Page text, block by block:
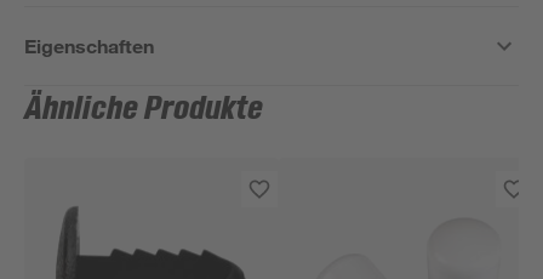
Eigenschaften
Ähnliche Produkte